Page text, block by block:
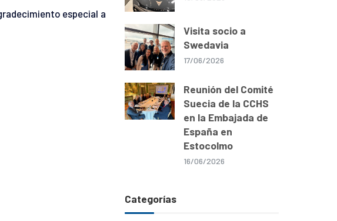
especial a
Visita socio a
Swedavia
17/06/2026
Reunión del Comité
Suecia de la CCHS
en la Embajada de
España en
Estocolmo
16/06/2026
Categorías